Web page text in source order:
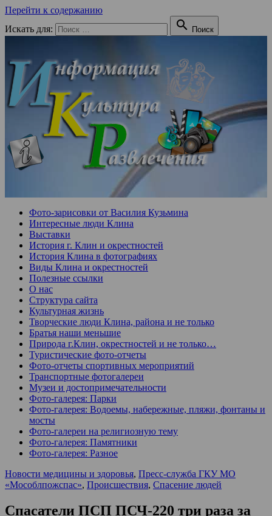
Перейти к содержанию
Искать для:
 Поиск
Фото-зарисовки от Василия Кузьмина
Интересные люди Клина
Выставки
История г. Клин и окрестностей
История Клина в фотографиях
Виды Клина и окрестностей
Полезные ссылки
О нас
Структура сайта
Культурная жизнь
Творческие люди Клина, района и не только
Братья наши меньшие
Природа г.Клин, окрестностей и не только…
Туристические фото-отчеты
Фото-отчеты спортивных мероприятий
Транспортные фотогалереи
Музеи и достопримечательности
Фото-галерея: Парки
Фото-галерея: Водоемы, набережные, пляжи, фонтаны и
мосты
Фото-галереи на религиозную тему
Фото-галерея: Памятники
Фото-галерея: Разное
Новости медицины и здоровья, Пресс-служба ГКУ МО
«Мособлпожспас», Происшествия, Спасение людей
Спасатели ПСП ПСЧ-220 три раза за